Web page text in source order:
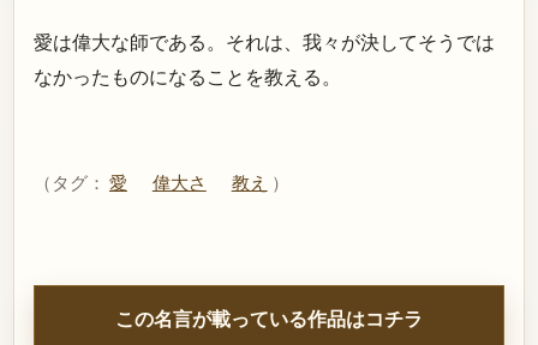
愛は偉大な師である。それは、我々が決してそうでは
なかったものになることを教える。
（タグ： 愛 偉大さ 教え ）
この名言が載っている作品はコチラ